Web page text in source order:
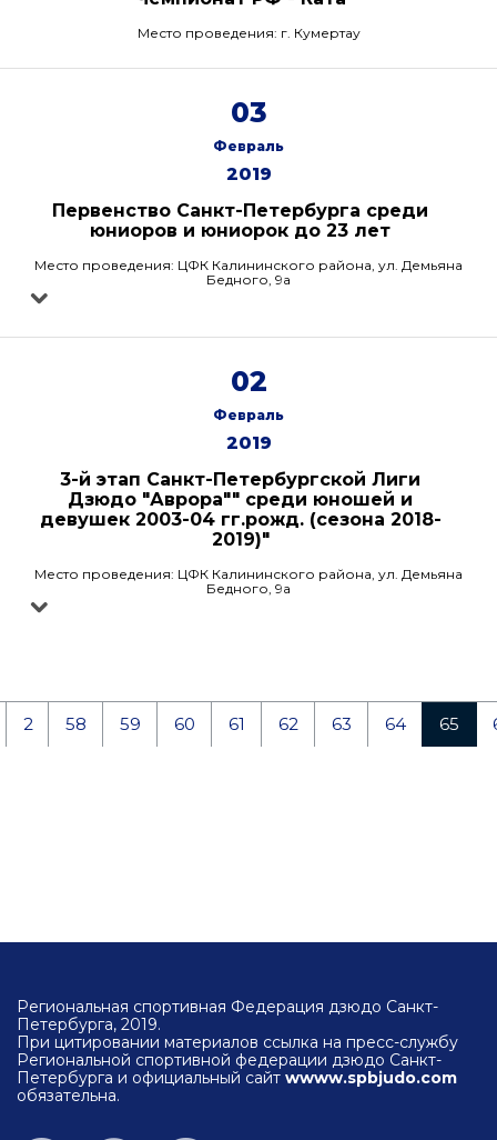
Место проведения: г. Кумертау
03
Февраль
2019
Первенство Санкт-Петербурга среди
юниоров и юниорок до 23 лет
Место проведения: ЦФК Калининского района, ул. Демьяна
Бедного, 9а
02
Февраль
2019
3-й этап Санкт-Петербургской Лиги
Дзюдо "Аврора"" среди юношей и
девушек 2003-04 гг.рожд. (сезона 2018-
2019)"
Место проведения: ЦФК Калининского района, ул. Демьяна
Бедного, 9а
2 58 59 60 61 62 63 64 65
Региональная спортивная Федерация дзюдо Санкт-
Петербурга, 2019.
При цитировании материалов ссылка на пресс-службу
Региональной спортивной федерации дзюдо Санкт-
Петербурга и официальный сайт wwww.spbjudo.com
обязательна.